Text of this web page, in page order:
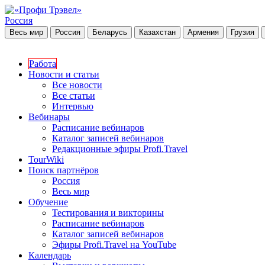
Россия
Весь мир Россия Беларусь Казахстан Армения Грузия
Работа
Новости и статьи
Все новости
Все статьи
Интервью
Вебинары
Расписание вебинаров
Каталог записей вебинаров
Редакционные эфиры Profi.Travel
TourWiki
Поиск партнёров
Россия
Весь мир
Обучение
Тестирования и викторины
Расписание вебинаров
Каталог записей вебинаров
Эфиры Profi.Travel на YouTube
Календарь